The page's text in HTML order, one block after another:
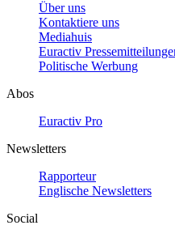
Über uns
Kontaktiere uns
Mediahuis
Euractiv
Politische Werbung
Abos
Euractiv Pro
Newsletters
Rapporteur
Englische Newsletters
Social